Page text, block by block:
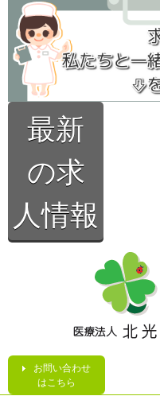
最新
の求
人情報
お問い合わせ
はこちら